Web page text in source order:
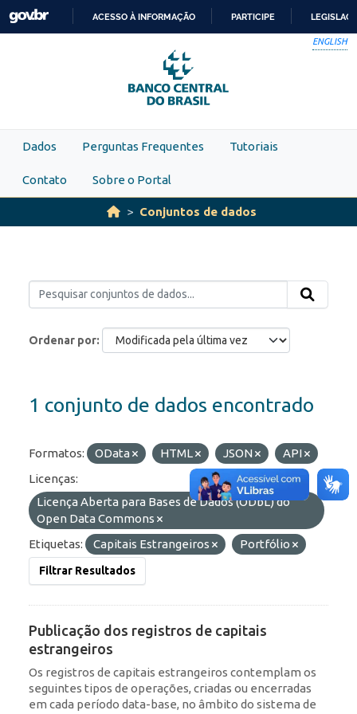
Skip to main content
PARA
O
CONTEÚDO
ACESSO À INFORMAÇÃO PARTICIPE
ENGLISH
Dados Perguntas Frequentes Tutoriais
Contato Sobre o Portal
Conjuntos de dados
Ordenar por
1 conjunto de dados encontrado
Formatos: OData HTML JSON
API
Licenças:
Licença Aberta para Bases de Dados (ODbL) do
Open Data Commons
Etiquetas:
Capitais Estrangeiros Portfólio
Filtrar Resultados
Publicação dos registros de capitais
estrangeiros
Os registros de capitais estrangeiros contemplam os
seguintes tipos de operações, criadas ou encerradas
em cada período data-base, no âmbito do sistema de